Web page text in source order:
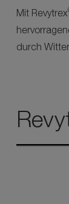
Mit Revytrex
durch